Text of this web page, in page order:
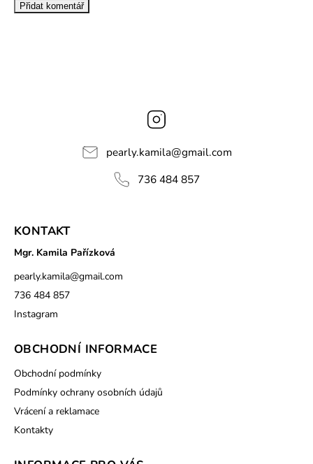
Přidat komentář
pearly.kamila@gmail.com
736 484 857
KONTAKT
Mgr. Kamila Pařízková
pearly.kamila@gmail.com
736 484 857
Instagram
OBCHODNÍ INFORMACE
Obchodní podmínky
Podmínky ochrany osobních údajů
Vrácení a reklamace
Kontakty